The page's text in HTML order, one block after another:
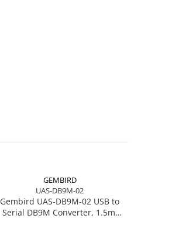
GEMBIRD
UAS-DB9M-02
Gembird UAS‑DB9M‑02 USB to
Serial DB9M Converter, 1.5m,